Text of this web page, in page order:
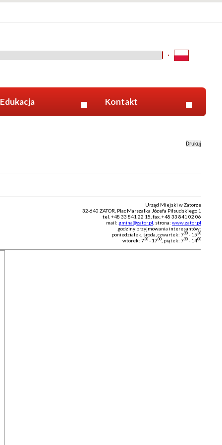
Kliknij aby wyszukać za
Edukacja Kontakt
Drukuj
Urząd Miejski w Zatorze
32-640 ZATOR, Plac Marszałka Józefa Piłsudskiego 1
tel. +48 33 841 22 15, fax. +48 33 841 02 06
mail: gmina@zator.pl , strona: www.zator.pl
godziny przyjmowania interesantów:
poniedziałek, środa, czwartek: 730 - 1530
wtorek: 730 - 1700 , piątek: 730 - 1400